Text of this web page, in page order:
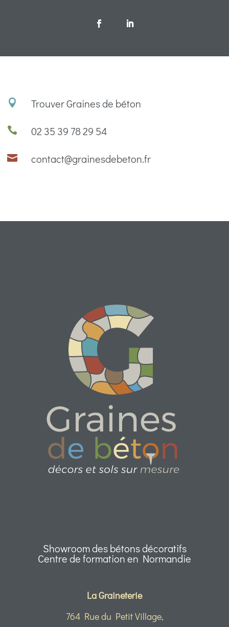
 Trouver Graines de béton
 02 35 39 78 29 54
 contact@grainesdebeton.fr
Showroom des bétons décoratifs
Centre de formation en Normandie
La Graineterie
764 Rue du Petit Village,